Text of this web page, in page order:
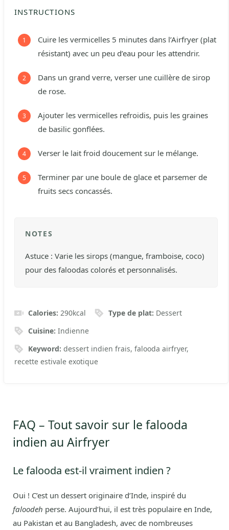
INSTRUCTIONS
Cuire les vermicelles 5 minutes dans l’Airfryer (plat
résistant) avec un peu d’eau pour les attendrir.
Dans un grand verre, verser une cuillère de sirop
de rose.
Ajouter les vermicelles refroidis, puis les graines
de basilic gonflées.
Verser le lait froid doucement sur le mélange.
Terminer par une boule de glace et parsemer de
fruits secs concassés.
NOTES
Astuce : Varie les sirops (mangue, framboise, coco)
pour des faloodas colorés et personnalisés.
Calories:290kcal Type de plat: Dessert
Cuisine:Indienne
Keyword:dessert indien frais, falooda airfryer,
recette estivale exotique
FAQ – Tout savoir sur le falooda
indien au Airfryer
Le falooda est-il vraiment indien ?
Oui ! C’est un dessert originaire d’Inde, inspiré du
faloodeh perse. Aujourd’hui, il est très populaire en Inde,
au Pakistan et au Bangladesh, avec de nombreuses